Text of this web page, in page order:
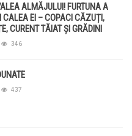
ALMĂJULUI! FURTUNA A
CALEA EI – COPACI CĂZUȚI,
CURENT TĂIAT ȘI GRĂDINI
346
437